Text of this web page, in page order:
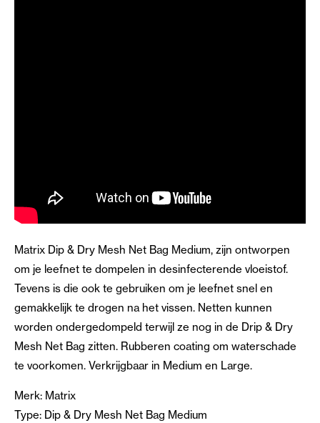
Matrix Dip & Dry Mesh Net Bag Medium, zijn ontworpen
om je leefnet te dompelen in desinfecterende vloeistof.
Tevens is die ook te gebruiken om je leefnet snel en
gemakkelijk te drogen na het vissen. Netten kunnen
worden ondergedompeld terwijl ze nog in de Drip & Dry
Mesh Net Bag zitten. Rubberen coating om waterschade
te voorkomen. Verkrijgbaar in Medium en Large.
Merk: Matrix
Type: Dip & Dry Mesh Net Bag Medium